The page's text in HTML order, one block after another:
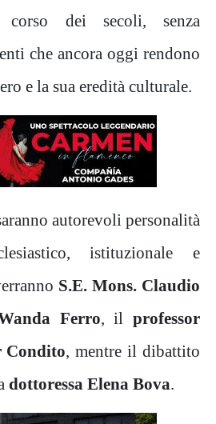
corso dei secoli, senza
che ancora oggi rendono
e la sua eredità culturale.
autorevoli personalità
istituzionale e
S.E. Mons. Claudio
Ferro, ilprofessor
Condito, mentre il dibattito
dottoressa Elena Bova.